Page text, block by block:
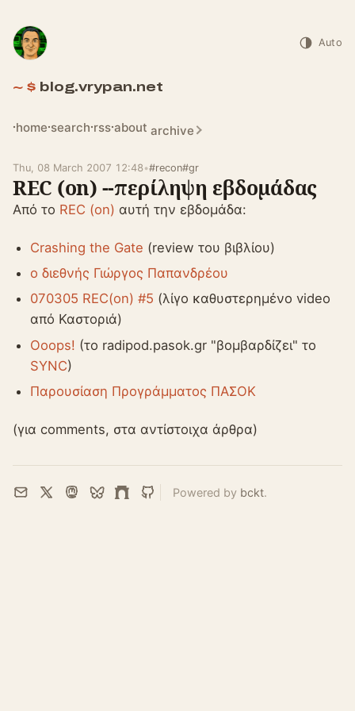
blog.vrypan.net
home search rss about archive
Auto
Thu, 08 March 2007 12:48•#recon#gr
REC (on) --περίληψη εβδομάδας
Από το REC (on) αυτή την εβδομάδα:
Crashing the Gate (review του βιβλίου)
ο διεθνής Γιώργος Παπανδρέου
070305 REC(on) #5 (λίγο καθυστερημένο video
από Καστοριά)
Ooops! (το radipod.pasok.gr "βομβαρδίζει" το
SYNC)
Παρουσίαση Προγράμματος ΠΑΣΟΚ
(για comments, στα αντίστοιχα άρθρα)
Email
X Mastodon
BlueskyFarcaster
GitHub
Powered by bckt.